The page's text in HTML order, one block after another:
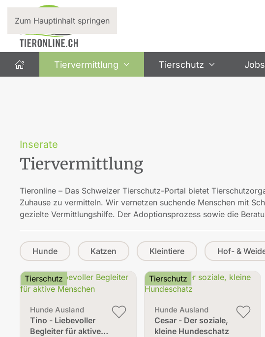
Zum Hauptinhalt springen
Tiervermittlung Tierschutz Jobs
Inserate
Tiervermittlung
Tieronline – Das Schweizer Tierschutz-Portal bietet
Zuhause zu vermitteln. Wir vernetzen suchende Menschen mit
gezielte Vermittlungshilfe. Der Adoptionsprozess sowie die
Hunde Katzen Kleintiere Hof- &
Hunde Ausland
Tino - Liebevoller
Begleiter für aktive…
Tierschutz
Hunde Ausland
Cesar - Der soziale,
kleine Hundeschatz
Tierschutz